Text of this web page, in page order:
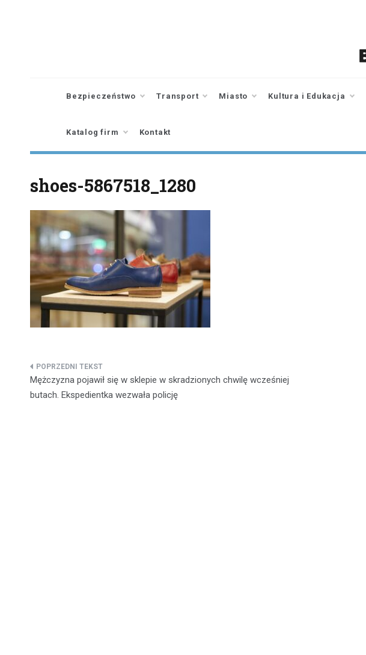
Bezpieczeństwo Transport Miasto Kultura i Edukacja
Katalog firm Kontakt
shoes-5867518_1280
Nawigacja
wpisu
Mężczyzna pojawił się w sklepie w skradzionych chwilę wcześniej
butach. Ekspedientka wezwała policję